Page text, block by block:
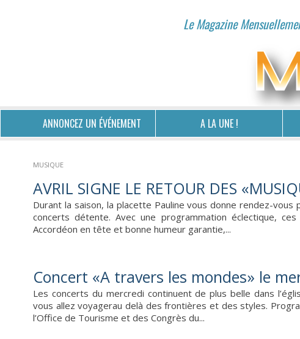
Le Magazine
ANNONCEZ UN ÉVÉNEMENT A LA UNE !
MUSIQUE
AVRIL SIGNE LE RETOUR DES
Durant la saison, la placette Pauline vous donne rendez-
concerts détente. Avec une programmation éclectique,
Accordéon en tête et bonne humeur garantie,...
Concert «A travers les mondes» le
Les concerts du mercredi continuent de plus belle dans
vous allez voyagerau delà des frontières et des styles.
l’Office de Tourisme et des Congrès du...